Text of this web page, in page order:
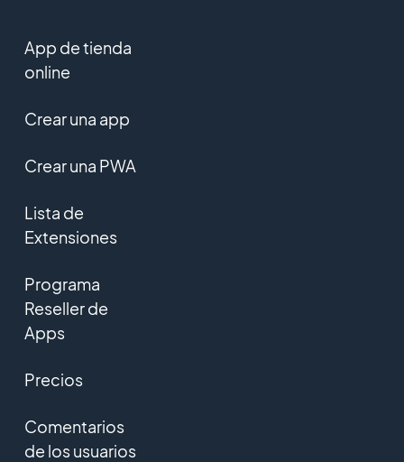
App de tienda
online
Crear una app
Crear una PWA
Lista de
Extensiones
Programa
Reseller de
Apps
Precios
Comentarios
de los usuarios